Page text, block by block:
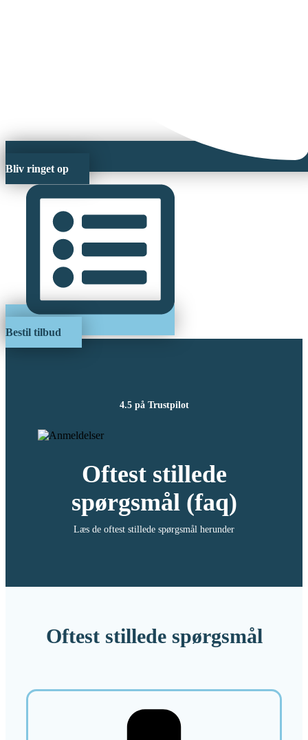
Bliv ringet op
Bestil tilbud
4.5 på Trustpilot
Oftest stillede
spørgsmål (faq)
Læs de oftest stillede spørgsmål herunder
Oftest stillede spørgsmål